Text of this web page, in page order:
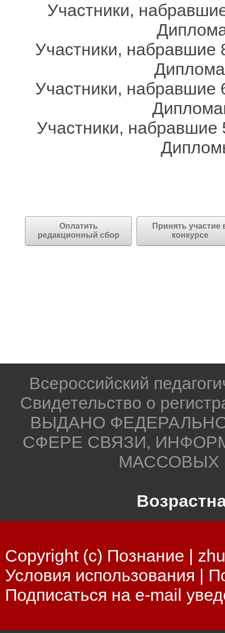
Участники,
Участники, набравшие
Участники, набравшие
Участники,
Оплатить
редакционный сбор
Принять участие
конкурсе
Всероссийский
Свидетельство о
ВЫДАНО
СФЕРЕ СВЯЗИ,
МАССОВЫХ
Copyright (c) Познание |
Условия использования |
Подписаться на e-mail